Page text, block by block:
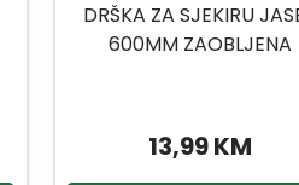
DRŠKA ZA SJEKIRU
600MM ZAOBLJENA
13,99 KM